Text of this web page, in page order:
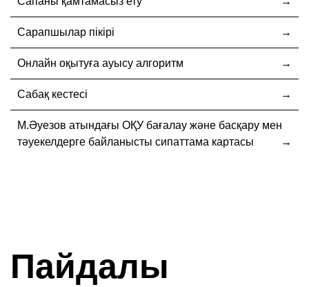
Сарапшылар пікірі
Онлайн оқытуға ауысу алгоритм
Сабақ кестесі
М.Әуезов атындағы ОҚУ бағалау және басқару мен
тәуекелдерге байланысты сипаттама картасы
Пайдалы